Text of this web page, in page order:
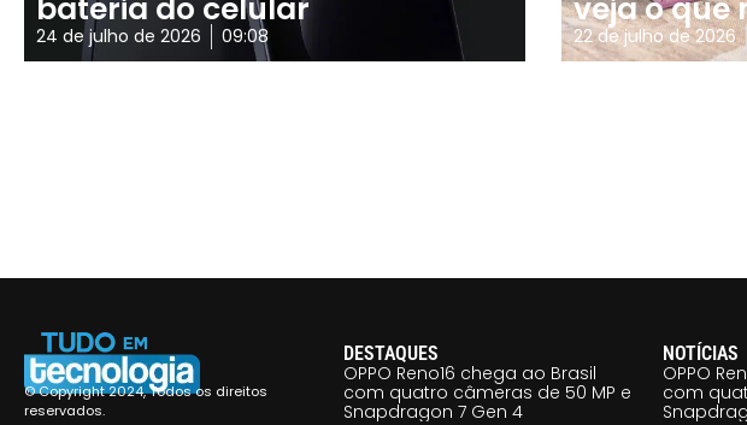
bateria do celular
24 de julho de 2026 09:08
veja o que
22 de julho de 2026
© Copyright 2024, Todos os direitos
reservados.
DESTAQUES
OPPO Reno16 chega ao Brasil
com quatro câmeras de 50 MP e
Snapdragon 7 Gen 4
NOTÍCIAS
OPPO
com